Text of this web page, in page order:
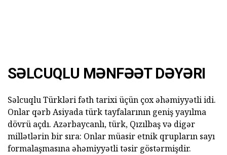
SƏLCUQLU MƏNFƏƏT DƏYƏRI
Səlcuqlu Türkləri fəth tarixi üçün çox əhəmiyyətli idi.
Onlar qərb Asiyada türk tayfalarının geniş yayılma
dövrü açdı. Azərbaycanlı, türk, Qızılbaş və digər
millətlərin bir sıra: Onlar müasir etnik qrupların sayı
formalaşmasına əhəmiyyətli təsir göstərmişdir.